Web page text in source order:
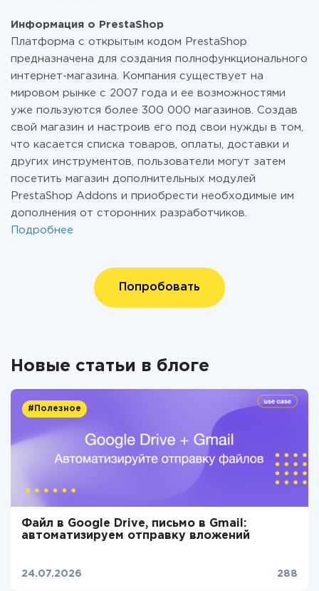
Информация о PrestaShop
Платформа с открытым кодом PrestaShop
предназначена для создания полнофункционального
интернет-магазина. Компания существует на
мировом рынке с 2007 года и ее возможностями
уже пользуются более 300 000 магазинов. Создав
свой магазин и настроив его под свои нужды в том,
что касается списка товаров, оплаты, доставки и
других инструментов, пользователи могут затем
посетить магазин дополнительных модулей
PrestaShop Addons и приобрести необходимые им
дополнения от сторонних разработчиков.
Подробнее
Попробовать
Новые статьи в блоге
#Полезное
Файл в Google Drive, письмо в Gmail:
автоматизируем отправку вложений
24.07.2026 288